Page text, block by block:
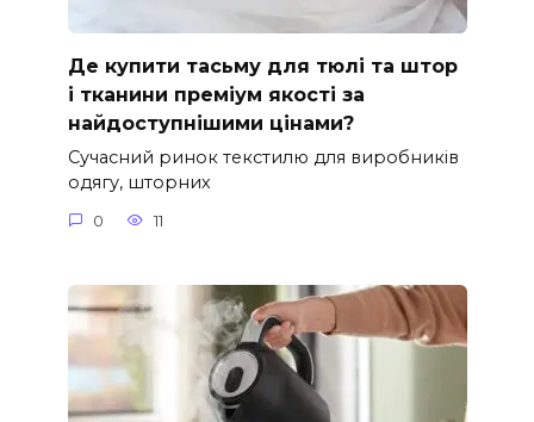
Де купити тасьму для тюлі та штор
і тканини преміум якості за
найдоступнішими цінами?
Сучасний ринок текстилю для виробників
одягу, шторних
0 11